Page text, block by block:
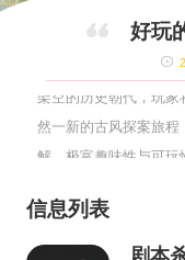
好玩
古风探案游戏合集，
的古风推理探案类游
架空的历史朝代，玩家
然一新的古风探案旅程
解，极富趣味性与可玩
信息列表
剧本